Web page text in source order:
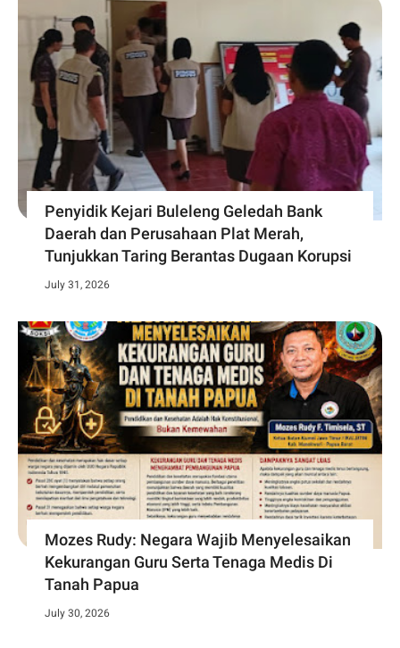
Penyidik Kejari Buleleng Geledah Bank
Daerah dan Perusahaan Plat Merah,
Tunjukkan Taring Berantas Dugaan Korupsi
July 31, 2026
Mozes Rudy: Negara Wajib Menyelesaikan
Kekurangan Guru Serta Tenaga Medis Di
Tanah Papua
July 30, 2026